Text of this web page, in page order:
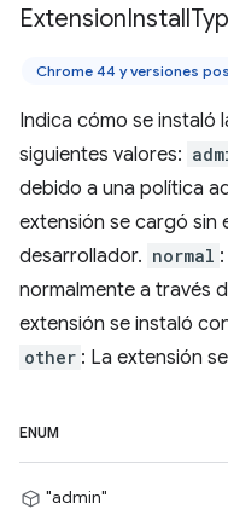
ExtensionInstall
Chrome 44 y versiones
Indica cómo se instaló
siguientes valores:
debido a una política
extensión se cargó sin
desarrollador. normal
normalmente a través
extensión se instaló
other : La extensión
ENUM
"admin"